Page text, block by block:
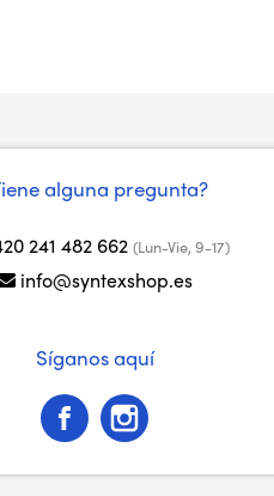
alguna pregunta?
241 482 662 (Lun-Vie, 9-17)
info@syntexshop.es
Síganos aquí